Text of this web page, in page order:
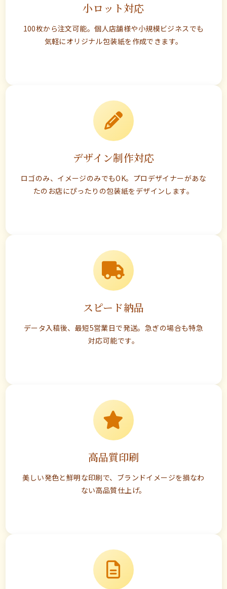
小ロット対応
100枚から注文可能。個人店舗様や小規模ビジネスでも
気軽にオリジナル包装紙を作成できます。
デザイン制作対応
ロゴのみ、イメージのみでもOK。プロデザイナーがあな
たのお店にぴったりの包装紙をデザインします。
スピード納品
データ入稿後、最短5営業日で発送。急ぎの場合も特急
対応可能です。
高品質印刷
美しい発色と鮮明な印刷で、ブランドイメージを損なわ
ない高品質仕上げ。